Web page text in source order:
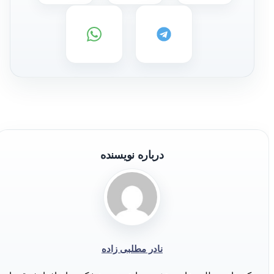
درباره نویسنده
نادر مطلبی زاده